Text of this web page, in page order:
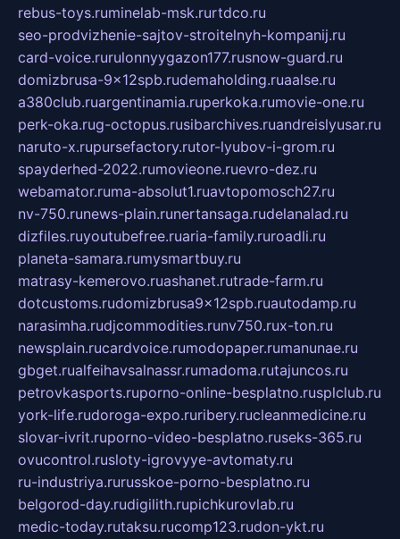
rebus-toys.ruminelab-msk.rurtdco.ru
seo-prodvizhenie-sajtov-stroitelnyh-kompanij.ru
card-voice.rurulonnyygazon177.rusnow-guard.ru
domizbrusa-9x12spb.rudemaholding.ruaalse.ru
a380club.ruargentinamia.ruperkoka.rumovie-one.ru
perk-oka.rug-octopus.rusibarchives.ruandreislyusar.ru
naruto-x.rupursefactory.rutor-lyubov-i-grom.ru
spayderhed-2022.rumovieone.ruevro-dez.ru
webamator.ruma-absolut1.ruavtopomosch27.ru
nv-750.runews-plain.runertansaga.rudelanalad.ru
dizfiles.ruyoutubefree.ruaria-family.ruroadli.ru
planeta-samara.rumysmartbuy.ru
matrasy-kemerovo.ruashanet.rutrade-farm.ru
dotcustoms.rudomizbrusa9x12spb.ruautodamp.ru
narasimha.rudjcommodities.runv750.rux-ton.ru
newsplain.rucardvoice.rumodopaper.rumanunae.ru
gbget.rualfeihavsalnassr.rumadoma.rutajuncos.ru
petrovkasports.ruporno-online-besplatno.rusplclub.ru
york-life.rudoroga-expo.ruribery.rucleanmedicine.ru
slovar-ivrit.ruporno-video-besplatno.ruseks-365.ru
ovucontrol.rusloty-igrovyye-avtomaty.ru
ru-industriya.rurusskoe-porno-besplatno.ru
belgorod-day.rudigilith.rupichkurovlab.ru
medic-today.rutaksu.rucomp123.rudon-ykt.ru